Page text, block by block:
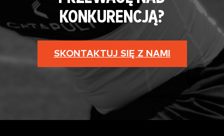
KONKURENCJĄ?
SKONTAKTUJ SIĘ Z NAMI